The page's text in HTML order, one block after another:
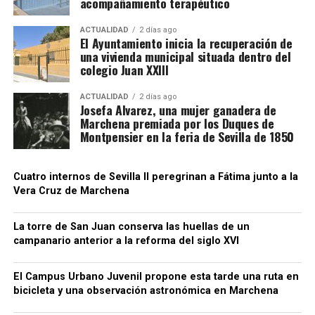
Por qué prefieren Francia
La principal razón es económica. Los jornaleros
pueden concentrar en pocas semanas unos ingresos
superiores a los obtenidos en campañas
equivalentes en Andalucía. También encuentran
mayor control de las jornadas, pago regulado de las
horas extras y cuadrillas que regresan a las mismas
CCOO sostiene que estos desplazamientos
demuestran que no faltan trabajadores para el
campo, sino empleos con condiciones
suficientemente atractivas. El sindicato reclama al
empresariado andaluz que tome como referencia el
modelo laboral francés.
ACTUALIDAD 2 días ago
El Ayuntamiento inicia la recuperación de
una vivienda municipal situada dentro del
colegio Juan XXIII
ACTUALIDAD 2 días ago
Josefa Alvarez, una mujer ganadera de
Marchena premiada por los Duques de
Montpensier en la feria de Sevilla de 1850
Cuatro internos de Sevilla II peregrinan a Fátima junto a la
Vera Cruz de Marchena
La torre de San Juan conserva las huellas de un
campanario anterior a la reforma del siglo XVI
El Campus Urbano Juvenil propone esta tarde una ruta en
bicicleta y una observación astronómica en Marchena